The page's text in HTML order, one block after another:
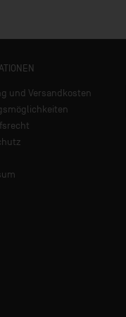
und Versandkosten